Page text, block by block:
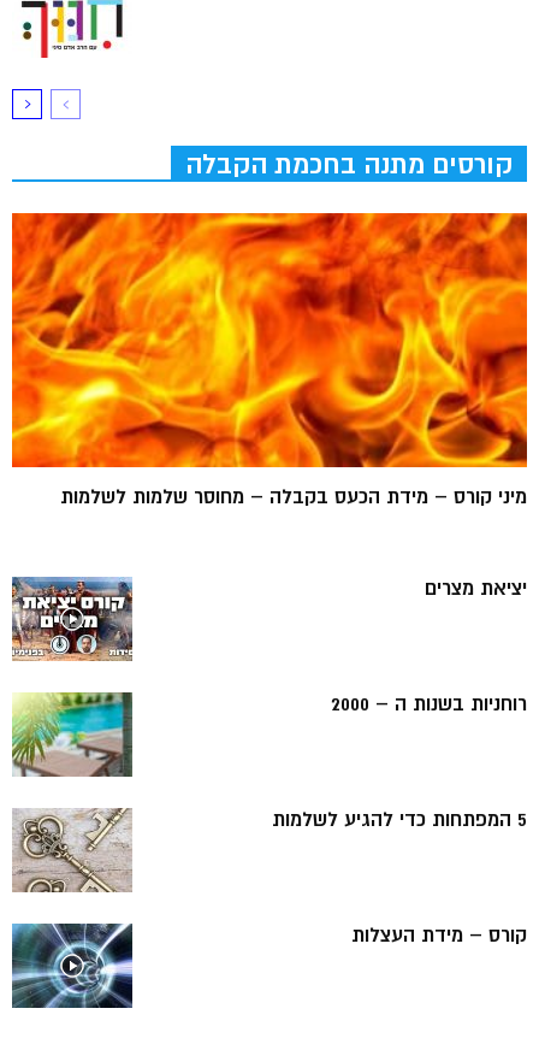
קורסים מתנה בחכמת הקבלה
מיני קורס – מידת הכעס בקבלה – מחוסר שלמות לשלמות
יציאת מצרים
רוחניות בשנות ה – 2000
5 המפתחות כדי להגיע לשלמות
קורס – מידת העצלות